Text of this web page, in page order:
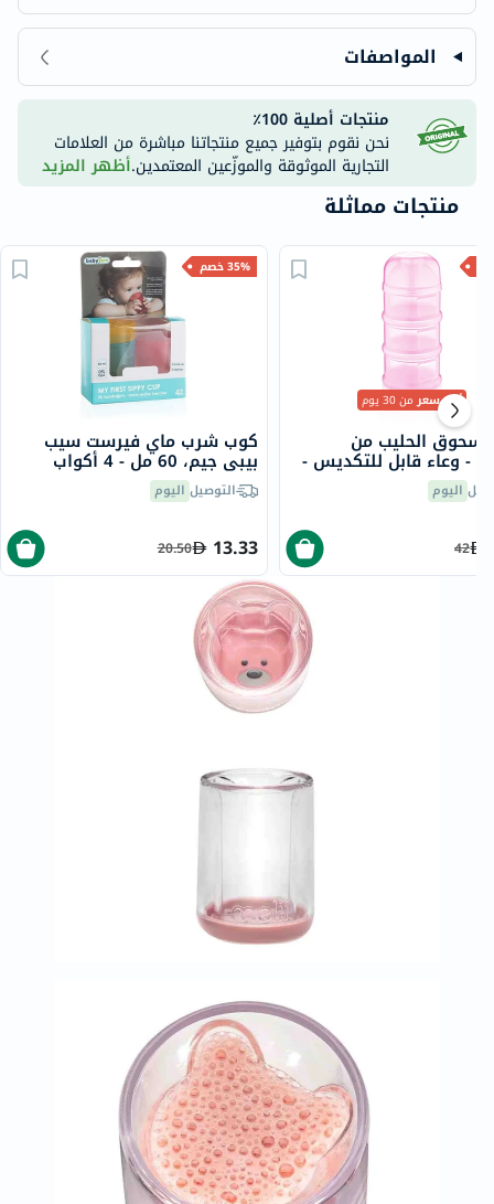
المواصفات
منتجات أصلية 100٪
نحن نقوم بتوفير جميع منتجاتنا مباشرة من العلامات
التجارية الموثوقة والموزّعين المعتمدين.أظهر المزيد
منتجات مماثلة
35% خصم
كوب شرب ماي فيرست سيب
بيبي جيم، 60 مل - 4 أكواب
التوصيل اليوم
13.33
20.50
أقل سعرمن 30 يوم
الحليب من
- وعاء قابل للتكديس -
اليوم
42